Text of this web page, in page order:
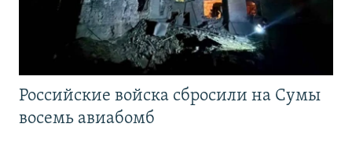
Российские войска сбросили на Сумы
восемь авиабомб